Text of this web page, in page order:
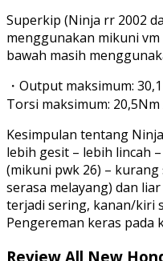
Superkip (Ninja rr 2002
menggunakan mikuni
bawah masih
・Output maksimum:
Torsi maksimum: 20,5Nm
Kesimpulan tentang
lebih gesit – lebih lincah
(mikuni pwk 26) –
serasa melayang) dan
terjadi sering, kanan/kiri
Pengereman keras
Review All New